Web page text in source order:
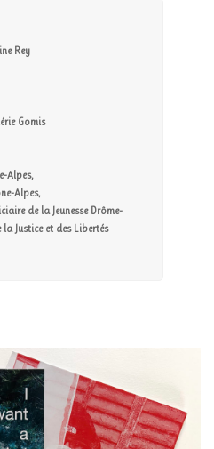
Rey
Gomis
Alpes,
Alpes,
de la Jeunesse Drôme-
Justice et des Libertés